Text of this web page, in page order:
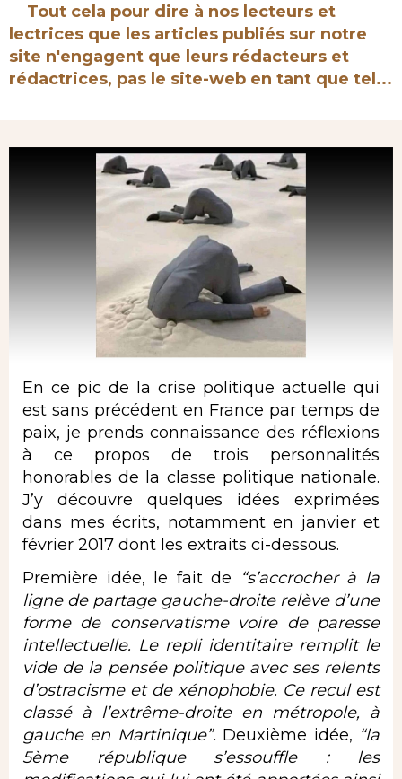
Tout cela pour dire à nos lecteurs et
lectrices que les articles publiés sur notre
site n'engagent que leurs rédacteurs et
rédactrices, pas le site-web en tant que tel...
En ce pic de la crise politique actuelle qui
est sans précédent en France par temps de
paix, je prends connaissance des réflexions
à ce propos de trois personnalités
honorables de la classe politique nationale.
J’y découvre quelques idées exprimées
dans mes écrits, notamment en janvier et
février 2017 dont les extraits ci-dessous.
Première idée, le fait de
“s’accrocher à la
ligne de partage gauche-droite relève d’une
forme de conservatisme voire de paresse
intellectuelle. Le repli identitaire remplit le
vide de la pensée politique avec ses relents
d’ostracisme et de xénophobie. Ce recul est
classé à l’extrême-droite en métropole, à
gauche en Martinique”. Deuxième idée, “la
5ème république s’essouffle : les